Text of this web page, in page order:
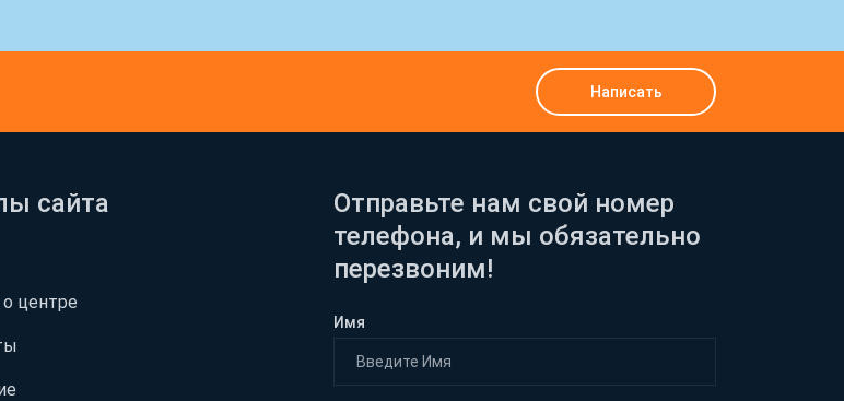
Написать
сайта
центре
Отправьте нам свой номер
телефона, и мы обязательно
перезвоним!
Имя